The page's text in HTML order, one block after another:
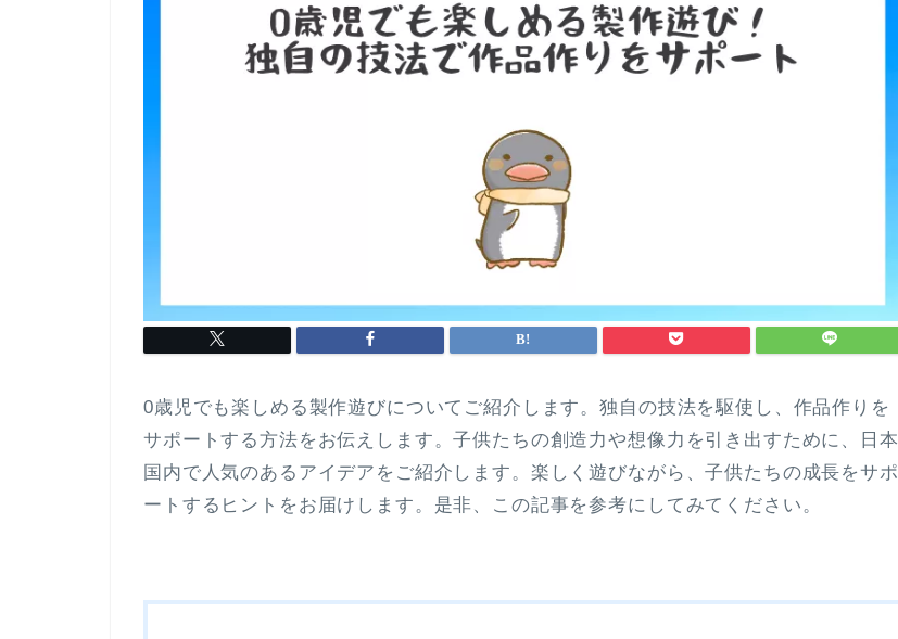
0歳児でも楽しめる製作遊びについてご紹介します。独自の技法を駆使し、作品作りを
サポートする方法をお伝えします。子供たちの創造力や想像力を引き出すために、日本
国内で人気のあるアイデアをご紹介します。楽しく遊びながら、子供たちの成長をサポ
ートするヒントをお届けします。是非、この記事を参考にしてみてください。